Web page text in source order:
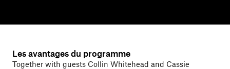
Les avantages du programme
Together with guests Collin Whitehead and Cassie